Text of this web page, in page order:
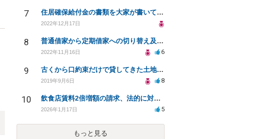
7 住居確保給付金の書類を大家が書いてくれない
2022年12月17日
8 普通借家から定期借家への切り替え及び、賃料値上げについて
2022年11月16日 6
9 古くから口約束だけで貸してきた土地でトラブル。新たに契約書を作成することは可能ですか？
2019年9月6日 8
10 飲食店賃料2倍増額の請求、法的に対応すべき方法は？
2026年1月17日 5
もっと見る